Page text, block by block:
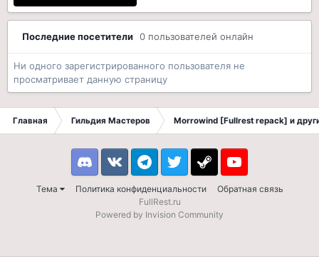
Последние посетители 0 пользователей онлайн
Ни одного зарегистрированного пользователя не
просматривает данную страницу
Главная Гильдия Мастеров Morrowind [Fullrest repack] и
Тема Политика конфиденциальности Обратная связь
DiscordVK TelegramTwitter Steam Youtube
FullRest.ru
Powered by Invision Community